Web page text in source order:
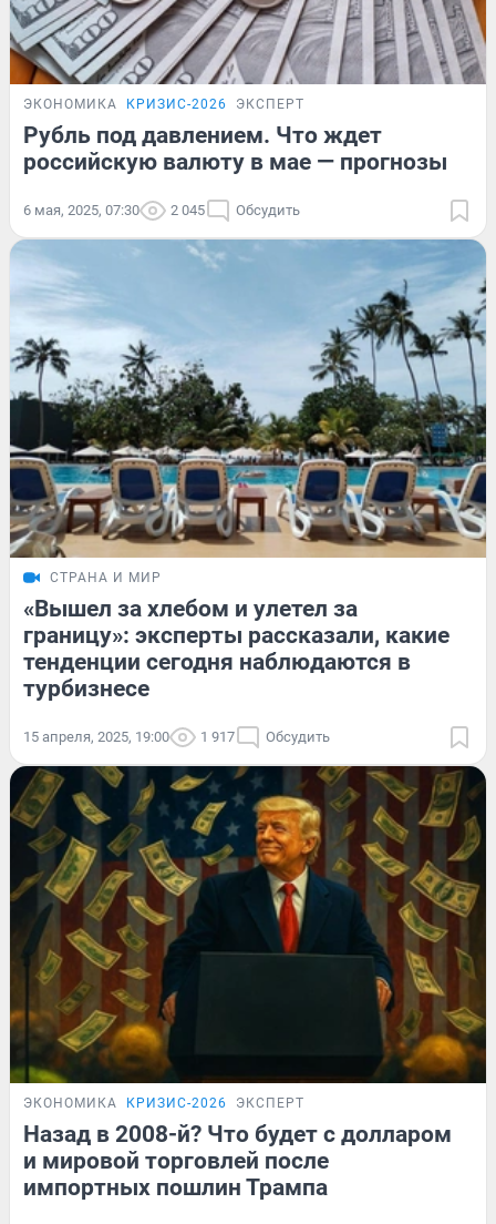
ЭКОНОМИКА КРИЗИС-2026 ЭКСПЕРТ
Рубль под давлением. Что ждет
российскую валюту в мае — прогнозы
6 мая, 2025, 07:30 2 045 Обсудить
СТРАНА И МИР
«Вышел за хлебом и улетел за
границу»: эксперты рассказали, какие
тенденции сегодня наблюдаются в
турбизнесе
15 апреля, 2025, 19:00 1 917 Обсудить
ЭКОНОМИКА КРИЗИС-2026 ЭКСПЕРТ
Назад в 2008-й? Что будет с долларом
и мировой торговлей после
импортных пошлин Трампа